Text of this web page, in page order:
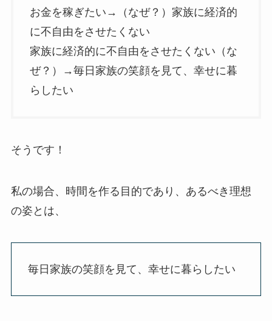
お金を稼ぎたい→（なぜ？）家族に経済的
に不自由をさせたくない
家族に経済的に不自由をさせたくない（な
ぜ？）→毎日家族の笑顔を見て、幸せに暮
らしたい
そうです！
私の場合、時間を作る目的であり、あるべき理想
の姿とは、
毎日家族の笑顔を見て、幸せに暮らしたい